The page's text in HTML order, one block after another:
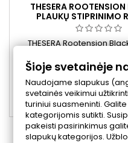
THESERA ROOTENSION
PLAUKŲ STIPRINIMO
THESERA Rootension
kauke. Padeda švelniai
puoselėti plaukų
švelnumo, glotnumo ir
iššukavimą.
Kaina
165,00 €
 Į krepšelį
Yra
Šioje svetainėje
Naudojame slapukus
svetainės veikimui
turiniui suasmeninti.
kategorijomis sutikti.
pakeisti pasirinkimus
slapukų kategorijos.